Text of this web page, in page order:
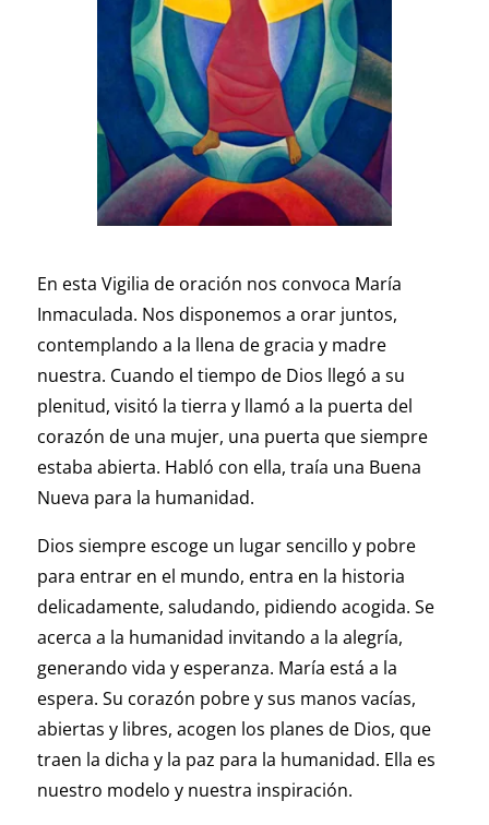
En esta Vigilia de oración nos convoca María
Inmaculada. Nos disponemos a orar juntos,
contemplando a la llena de gracia y madre
nuestra. Cuando el tiempo de Dios llegó a su
plenitud, visitó la tierra y llamó a la puerta del
corazón de una mujer, una puerta que siempre
estaba abierta. Habló con ella, traía una Buena
Nueva para la humanidad.
Dios siempre escoge un lugar sencillo y pobre
para entrar en el mundo, entra en la historia
delicadamente, saludando, pidiendo acogida. Se
acerca a la humanidad invitando a la alegría,
generando vida y esperanza. María está a la
espera. Su corazón pobre y sus manos vacías,
abiertas y libres, acogen los planes de Dios, que
traen la dicha y la paz para la humanidad. Ella es
nuestro modelo y nuestra inspiración.